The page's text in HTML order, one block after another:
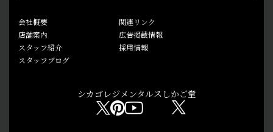
会社概要
店舗案内
スタッフ紹介
スタッフブログ
関連リンク
広告掲載情報
採用情報
シカゴレジメンタルス しかご堂